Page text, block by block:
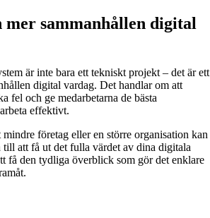
mer sammanhållen digital
är inte bara ett tekniskt projekt – det är ett
digital vardag. Det handlar om att
fel och ge medarbetarna de bästa
effektivt.
företag eller en större organisation kan
att få ut det fulla värdet av dina digitala
få den tydliga överblick som gör det enklare